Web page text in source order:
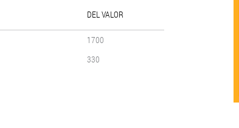
DEL VALOR
1700
330